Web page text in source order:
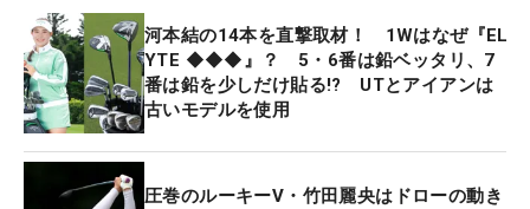
河本結の14本を直撃取材！ 1Wはなぜ『EL
YTE ◆◆◆』？ 5・6番は鉛ベッタリ、7
番は鉛を少しだけ貼る!? UTとアイアンは
古いモデルを使用
圧巻のルーキーV・竹田麗央はドローの動き